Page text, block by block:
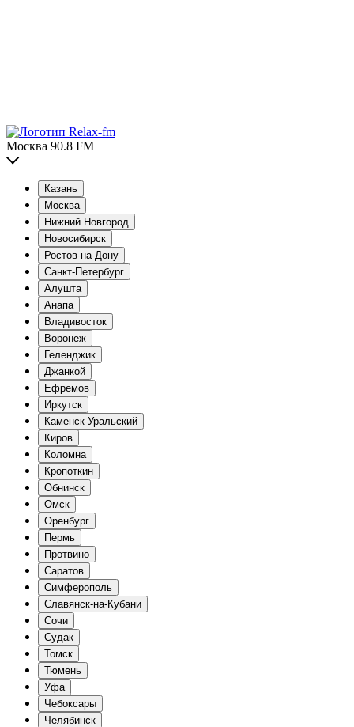
Москва 90.8 FM
Казань
Москва
Нижний Новгород
Новосибирск
Ростов-на-Дону
Санкт-Петербург
Алушта
Анапа
Владивосток
Воронеж
Геленджик
Джанкой
Ефремов
Иркутск
Каменск-Уральский
Киров
Коломна
Кропоткин
Обнинск
Омск
Оренбург
Пермь
Протвино
Саратов
Симферополь
Славянск-на-Кубани
Сочи
Судак
Томск
Тюмень
Уфа
Чебоксары
Челябинск